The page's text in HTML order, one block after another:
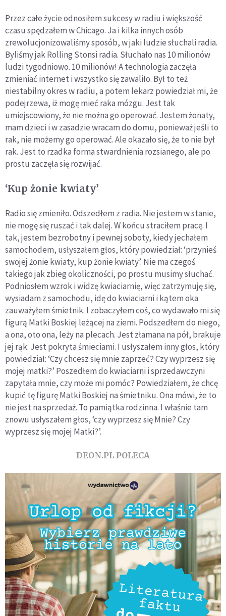
Przez całe życie odnosiłem sukcesy w radiu i większość
czasu spędzałem w Chicago. Ja i kilka innych osób
zrewolucjonizowaliśmy sposób, w jaki ludzie słuchali radia.
Byliśmy jak Rolling Stonsi radia. Słuchało nas 10 milionów
ludzi tygodniowo. 10 milionów! A technologia zaczęła
zmieniać internet i wszystko się zawaliło. Był to też
niestabilny okres w radiu, a potem lekarz powiedział mi, że
podejrzewa, iż mogę mieć raka mózgu. Jest tak
umiejscowiony, że nie można go operować. Jestem żonaty,
mam dzieci i w zasadzie wracam do domu, ponieważ jeśli to
rak, nie możemy go operować. Ale okazało się, że to nie był
rak. Jest to rzadka forma stwardnienia rozsianego, ale po
prostu zaczęła się rozwijać.
‘Kup żonie kwiaty’
Radio się zmieniło. Odszedłem z radia. Nie jestem w stanie,
nie mogę się ruszać i tak dalej. W końcu straciłem pracę. I
tak, jestem bezrobotny i pewnej soboty, kiedy jechałem
samochodem, usłyszałem głos, który powiedział: ‘przynieś
swojej żonie kwiaty, kup żonie kwiaty’. Nie ma czegoś
takiego jak zbieg okoliczności, po prostu musimy słuchać.
Podniosłem wzrok i widzę kwiaciarnię, więc zatrzymuję się,
wysiadam z samochodu, idę do kwiaciarni i kątem oka
zauważyłem śmietnik. I zobaczyłem coś, co wydawało mi się
figurą Matki Boskiej leżącej na ziemi. Podszedłem do niego,
a ona, oto ona, leży na plecach. Jest złamana na pół, brakuje
jej rąk. Jest pokryta śmieciami. I usłyszałem inny głos, który
powiedział: ‘Czy chcesz się mnie zaprzeć? Czy wyprzesz się
mojej matki?’ Poszedłem do kwiaciarni i sprzedawczyni
zapytała mnie, czy może mi pomóc? Powiedziałem, że chcę
kupić tę figurę Matki Boskiej na śmietniku. Ona mówi, że to
nie jest na sprzedaż. To pamiątka rodzinna. I właśnie tam
znowu usłyszałem głos, ‘czy wyprzesz się Mnie? Czy
wyprzesz się mojej Matki?’.
DEON.PL POLECA